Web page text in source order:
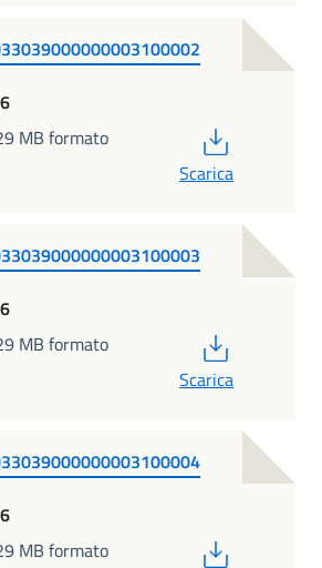
MB formato
Scarica
MB formato
Scarica
MB formato